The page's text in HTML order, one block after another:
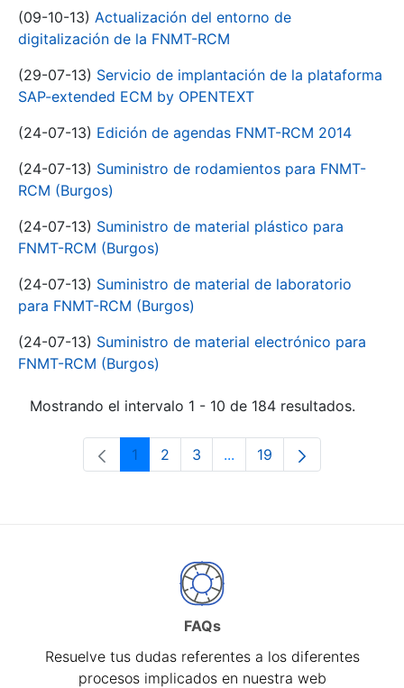
(09-10-13) Actualización del entorno de
digitalización de la FNMT-RCM
(29-07-13) Servicio de implantación de la plataforma
SAP-extended ECM by OPENTEXT
(24-07-13) Edición de agendas FNMT-RCM 2014
(24-07-13) Suministro de rodamientos para FNMT-
RCM (Burgos)
(24-07-13) Suministro de material plástico para
FNMT-RCM (Burgos)
(24-07-13) Suministro de material de laboratorio
para FNMT-RCM (Burgos)
(24-07-13) Suministro de material electrónico para
FNMT-RCM (Burgos)
Mostrando el intervalo 1 - 10 de 184 resultados.
Página
1 Página
2 Página
3 ...Páginas intermedias Use
Página
19
FAQs
Resuelve tus dudas referentes a los diferentes
procesos implicados en nuestra web